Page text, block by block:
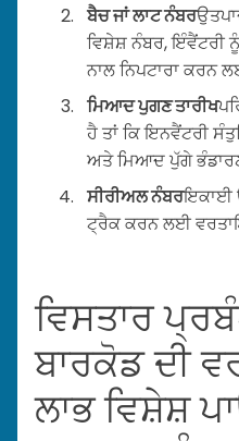
ਬੈਚ ਜਾਂ ਲਾਟ ਨੰਬਰ
ਵਿਸ਼ੇਸ਼ ਨੰਬਰ, ਇੰਵੈਂਟਰੀ
ਨਾਲ ਨਿਪਟਾਰਾ ਕਰਨ
ਮਿਆਦ ਪੁਗਣ ਤਾਰੀਖ
ਹੈ ਤਾਂ ਕਿ ਇਨਵੈਂਟਰੀ
ਅਤੇ ਮਿਆਦ ਪੁੱਗੇ
ਸੀਰੀਅਲ ਨੰਬਰਇਕਾਈ
ਟ੍ਰੈਕ ਕਰਨ ਲਈ
ਵਿਸਤਾਰ
ਬਾਰਕੋਡ ਦੀ
ਲਾਭ ਵਿਸ਼ੇਸ਼